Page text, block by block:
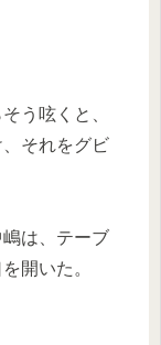
う呟くと、
それをグビ
は、テーブ
開いた。